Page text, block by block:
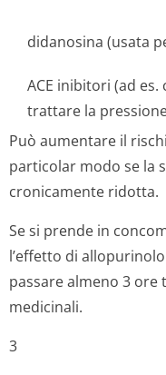
didanosina (usata
ACE inibitori (ad
trattare la
Può aumentare il
particolar modo se la
cronicamente ridotta.
Se si prende in
l’effetto di
passare almeno 3 ore
medicinali.
3